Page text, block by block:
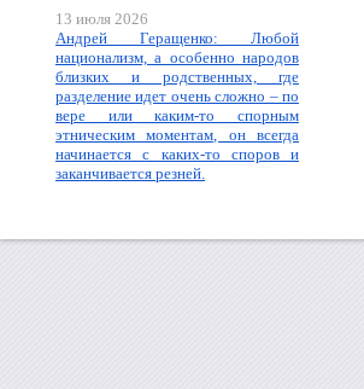
13 июля 2026
Андрей Геращенко: Любой
национализм, а особенно народов
близких и родственных, где
разделение идет очень сложно – по
вере или каким-то спорным
этническим моментам, он всегда
начинается с каких-то споров и
заканчивается резней.